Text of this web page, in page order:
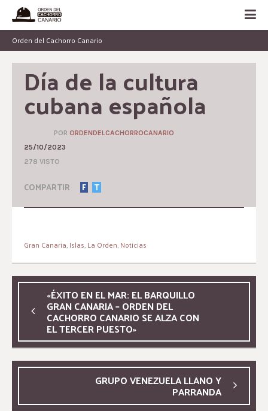
Orden del Cachorro Canario
Día de la cultura
cubana española
POR ORDENDELCACHORROCANARIO
25/10/2023
278 VISTO
COMPARTIR F T
Gran Canaria,Islas,La Orden,Noticias
«ÉXITO EN EL MAR: EL BARQUILLO
GRAN CANARIA – ORDEN DEL
CACHORRO CANARIO SE ALZA CON
EL TERCER PUESTO»
GRUPO VENEZUELA LLANO Y
PARRANDA